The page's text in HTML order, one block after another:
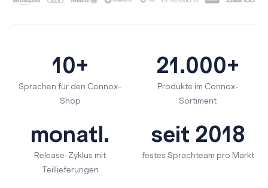
10+
Sprachen für den Connox-
Shop
21.000+
Produkte im Connox-
Sortiment
monatl.
Release-Zyklus mit
Teillieferungen
seit 2018
festes Sprachteam pro Markt